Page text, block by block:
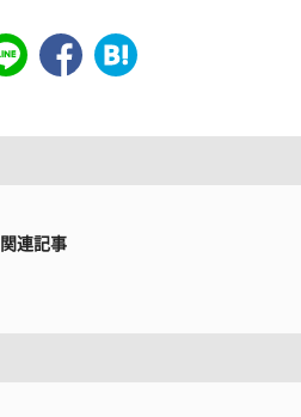
関連記事